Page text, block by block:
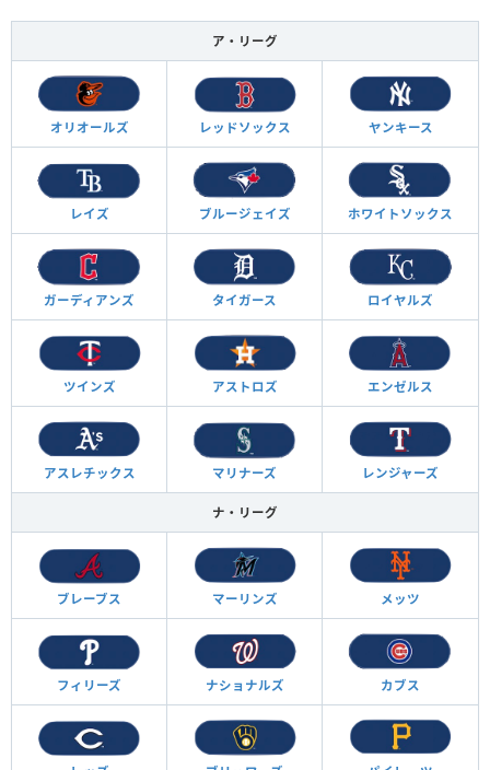
ア・リーグ
オリオールズ レッドソックス ヤンキース
レイズ ブルージェイズ ホワイトソックス
ガーディアンズ タイガース ロイヤルズ
ツインズ アストロズ エンゼルス
アスレチックス マリナーズ レンジャーズ
ナ・リーグ
ブレーブス マーリンズ メッツ
フィリーズ ナショナルズ カブス